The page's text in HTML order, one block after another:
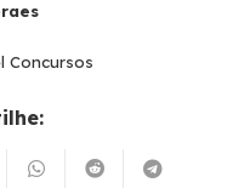
Concursos